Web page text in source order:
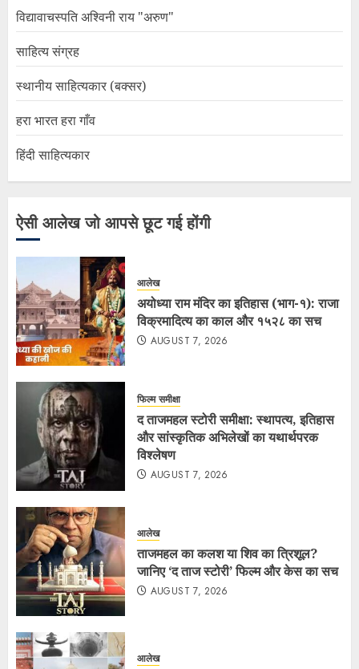
विद्यावाचस्पति अश्विनी राय "अरुण"
साहित्य संग्रह
स्थानीय साहित्यकार (बक्सर)
हरा भारत हरा गाँव
हिंदी साहित्यकार
ऐसी आलेख जो आपसे छूट गई होंगी
आलेख
अयोध्या राम मंदिर का इतिहास (भाग-१): राजा
विक्रमादित्य का काल और १५२८ का सच
AUGUST 7, 2026
फिल्म समीक्षा
द ताजमहल स्टोरी समीक्षा: स्थापत्य, इतिहास
और सांस्कृतिक अभिलेखों का यथार्थपरक
विश्लेषण
AUGUST 7, 2026
आलेख
ताजमहल का कलश या शिव का त्रिशूल?
जानिए ‘द ताज स्टोरी’ फिल्म और केस का सच
AUGUST 7, 2026
आलेख